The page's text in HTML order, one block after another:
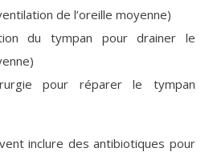
de l’oreille moyenne)
du tympan pour drainer le
pour réparer le tympan
inclure des antibiotiques pour